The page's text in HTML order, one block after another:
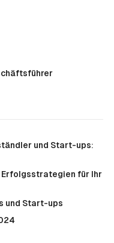
und Start-ups:
für Ihr
und Start-ups